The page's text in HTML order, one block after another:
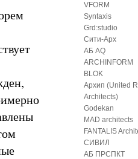
VFORM
Syntaxis
Grd:studio
Сити-Арх
АБ AQ
ARCHINFORM
BLOK
Архип (United
Architects)
Godekan
MAD architects
FANTALIS
СИВИЛ
АБ ПРСПКТ